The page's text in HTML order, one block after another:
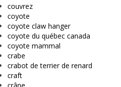
couvrez
coyote
coyote claw hanger
coyote du québec canada
coyote mammal
crabe
crabot de terrier de renard
craft
crâne